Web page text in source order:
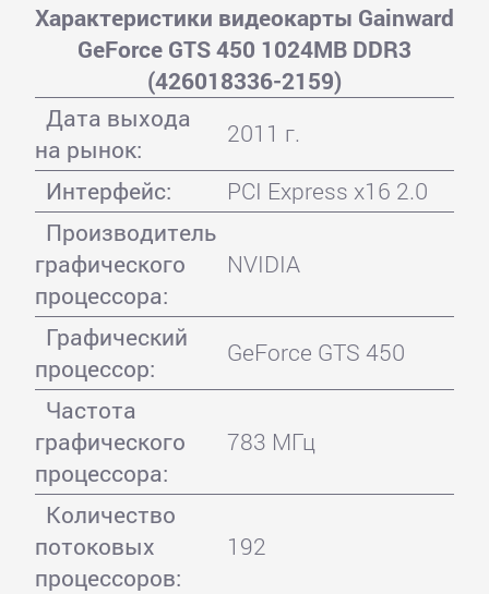
Характеристики видеокарты Gainward
GeForce GTS 450 1024MB DDR3
(426018336-2159)
Дата выхода
на рынок:
2011 г.
Интерфейс:
PCI Express x16 2.0
Производитель
графического
процессора:
NVIDIA
Графический
процессор:
GeForce GTS 450
Частота
графического
процессора:
783 МГц
Количество
потоковых
процессоров:
192